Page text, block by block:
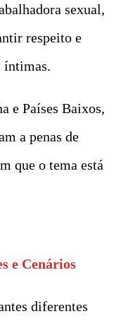
sexual,
respeito e
íntimas.
e Países Baixos,
a penas de
que o tema está
e Cenários
diferentes